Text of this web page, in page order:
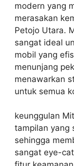
modern yang
merasakan
Petojo Utara.
sangat ideal
mobil yang
menunjang
menawarkan
untuk semua
keunggulan
tampilan yang
sehingga
sangat eye-